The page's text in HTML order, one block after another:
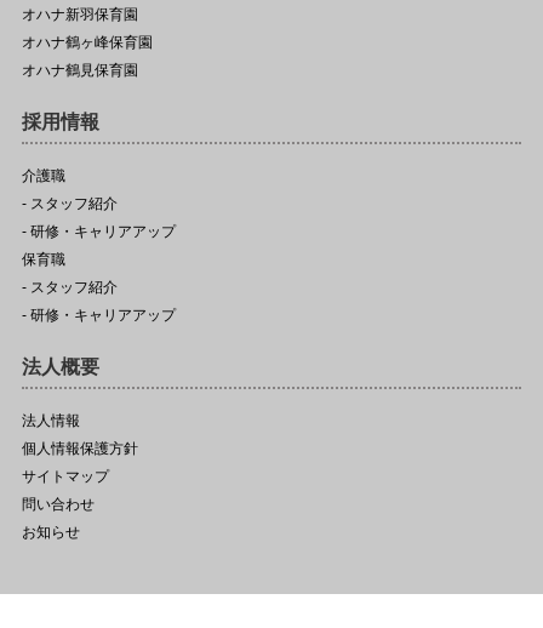
オハナ新羽保育園
オハナ鶴ヶ峰保育園
オハナ鶴見保育園
採用情報
介護職
- スタッフ紹介
- 研修・キャリアアップ
保育職
- スタッフ紹介
- 研修・キャリアアップ
法人概要
法人情報
個人情報保護方針
サイトマップ
問い合わせ
お知らせ